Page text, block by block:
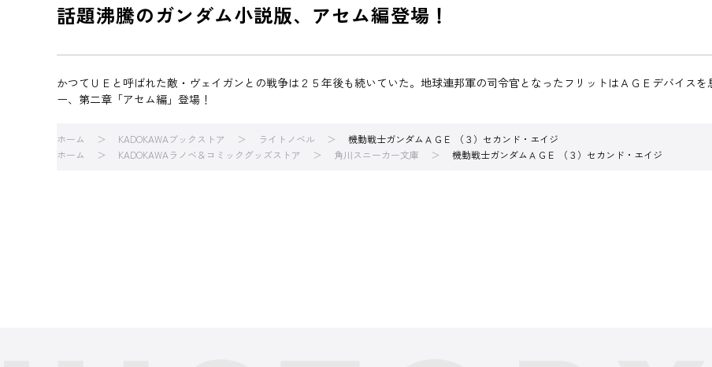
話題沸騰のガンダム小説版、アセム編登場！
かつてＵＥと呼ばれた敵・ヴェイガンとの戦争は２５年後も続いていた。地球連邦軍の司令官となったフリットはＡＧＥデバイス
ー、第二章「アセム編」登場！
ホーム KADOKAWAブックストア ライトノベル
機動戦士ガンダムＡＧＥ （３）セカンド・エイジ
ホーム
KADOKAWAラノベ＆コミックグッズストア 角川スニーカー文庫 機動戦士ガンダムＡＧＥ （３）セカンド・エイジ